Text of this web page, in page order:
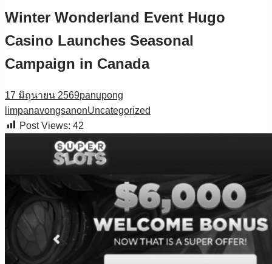
Winter Wonderland Event Hugo
Casino Launches Seasonal
Campaign in Canada
17 มิถุนายน 2569panupong
limpanavongsanonUncategorized
Post Views: 42